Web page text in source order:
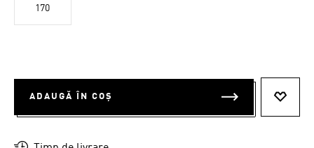
170
ADAUGĂ ÎN COȘ